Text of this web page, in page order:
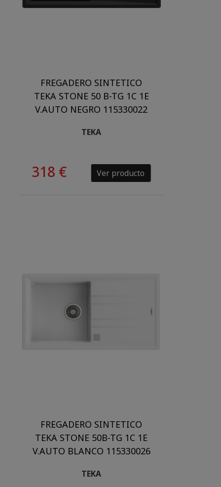
FREGADERO SINTETICO
TEKA STONE 50 B-TG 1C 1E
V.AUTO NEGRO 115330022
TEKA
318 € Ver producto
FREGADERO SINTETICO
TEKA STONE 50B-TG 1C 1E
V.AUTO BLANCO 115330026
TEKA